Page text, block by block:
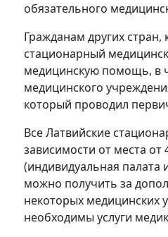
обязательного
Гражданам других
стационарный
медицинскую помощь, в
медицинского
который проводил
Все Латвийские
зависимости от места
(индивидуальная
можно получить за
некоторых медицинских
необходимы услуги